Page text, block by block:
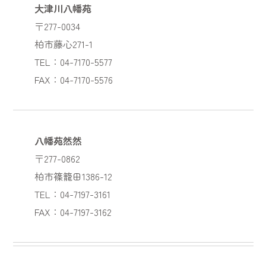
大津川八幡苑
〒277-0034
柏市藤心271-1
TEL：04-7170-5577
FAX：04-7170-5576
八幡苑然然
〒277-0862
柏市篠籠田1386-12
TEL：04-7197-3161
FAX：04-7197-3162